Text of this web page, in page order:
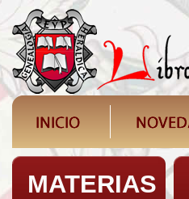
MATERIAS